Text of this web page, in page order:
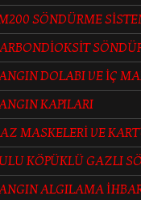
SÖNDÜRME
DOLABI VE İÇ
KAPILARI
MASKELERİ VE
KÖPÜKLÜ GAZLI
ALGILAMA